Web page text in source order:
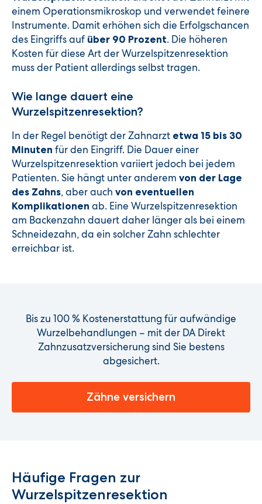
einem Operationsmikroskop und verwendet feinere
Instrumente. Damit erhöhen sich die Erfolgschancen
des Eingriffs auf über 90 Prozent. Die höheren
Kosten für diese Art der Wurzelspitzenresektion
muss der Patient allerdings selbst tragen.
Wie lange dauert eine
Wurzelspitzenresektion?
In der Regel benötigt der Zahnarzt etwa 15 bis 30
Minuten für den Eingriff. Die Dauer einer
Wurzelspitzenresektion variiert jedoch bei jedem
Patienten. Sie hängt unter anderem von der Lage
des Zahns, aber auch von eventuellen
Komplikationen ab. Eine Wurzelspitzenresektion
am Backenzahn dauert daher länger als bei einem
Schneidezahn, da ein solcher Zahn schlechter
erreichbar ist.
Bis zu 100 % Kostenerstattung für aufwändige
Wurzelbehandlungen – mit der DA Direkt
Zahnzusatzversicherung sind Sie bestens
abgesichert.
Zähne versichern
Häufige Fragen zur
Wurzelspitzenresektion